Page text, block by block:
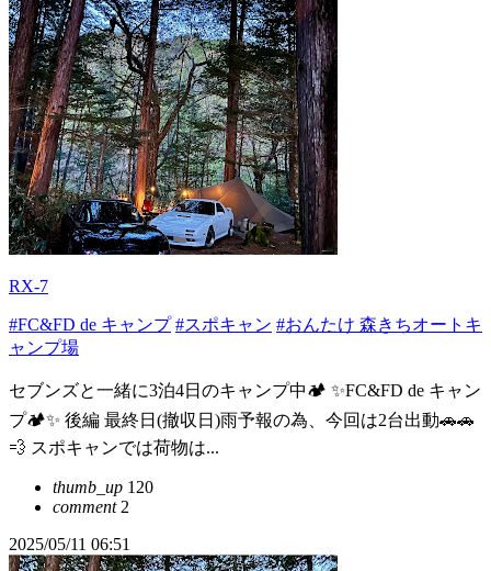
RX-7
#FC&FD de キャンプ #スポキャン #おんたけ 森きちオートキ
ャンプ場
セブンズと一緒に3泊4日のキャンプ中🏕️ ✨FC&FD de キャン
プ🏕️✨ 後編 最終日(撤収日)雨予報の為、今回は2台出動🚗🚗
💨 スポキャンでは荷物は...
thumb_up 120
comment2
2025/05/11 06:51